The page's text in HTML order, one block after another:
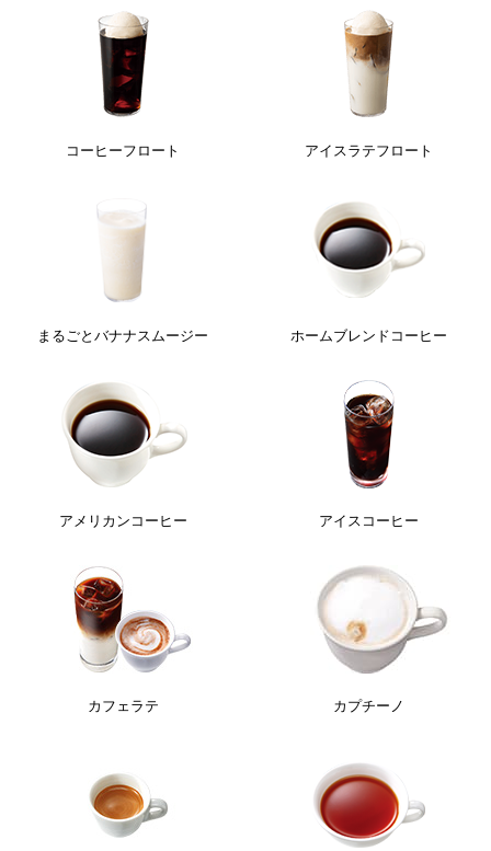
コーヒーフロート アイスラテフロート
まるごとバナナスムージー ホームブレンドコーヒー
アメリカンコーヒー アイスコーヒー
カフェラテ カプチーノ